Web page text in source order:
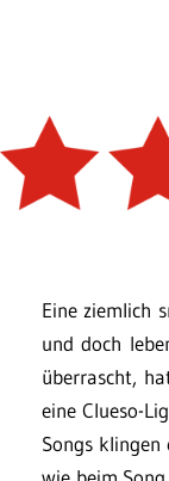
Eine ziemlich
und doch
überrascht,
eine Clueso-
Songs klingen